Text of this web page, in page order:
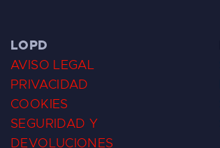
LOPD
AVISO LEGAL
PRIVACIDAD
COOKIES
SEGURIDAD Y
DEVOLUCIONES